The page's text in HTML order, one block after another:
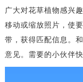
广大对花草植物感兴
移动或缩放照片，使
带，获得匹配信息。
意见。需要的小伙伴